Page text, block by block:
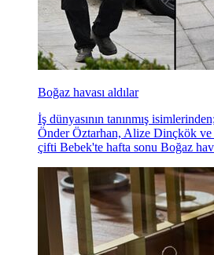
Boğaz havası aldılar
İş dünyasının tanınmış
Önder Öztarhan, Alize Dinçkök
çifti Bebek'te hafta sonu Boğaz